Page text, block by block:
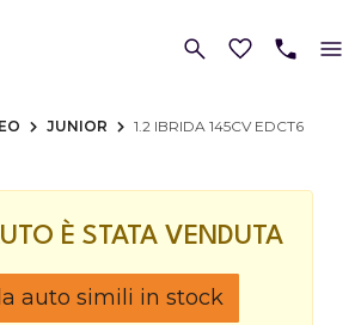
JUNIOR 1.2 IBRIDA 145CV EDCT6
È STATA VENDUTA
auto simili in stock